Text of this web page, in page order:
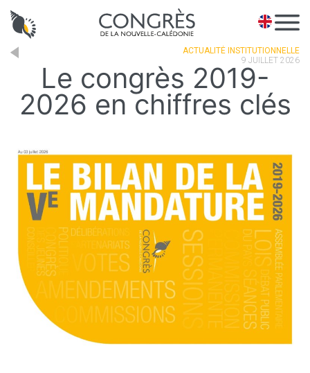
EN
ACTUALITÉ INSTITUTIONNELLE
9 JUILLET 2026
Le congrès 2019-
2026 en chiffres clés
Panneau de gestion des cookies